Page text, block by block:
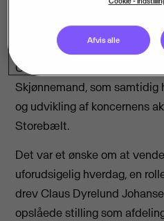
sætter med sin seneste
på virksomhedens styrkede
Den nye afdelingsleder i
Claus Dyrelund Johansen,
Skjønnemand, som samtidig
og udvikling af koncernens
Storebælt.
Det var et ønske om at
uforudsigelig hverdag, en
drev Claus Dyrelund
opslåede stilling som
Afvis alle